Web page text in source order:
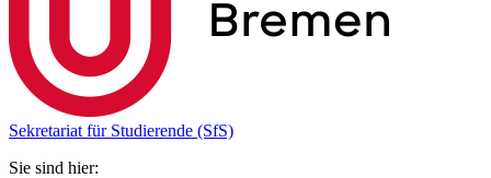
Sekretariat für Studierende (SfS)
Sie sind hier: